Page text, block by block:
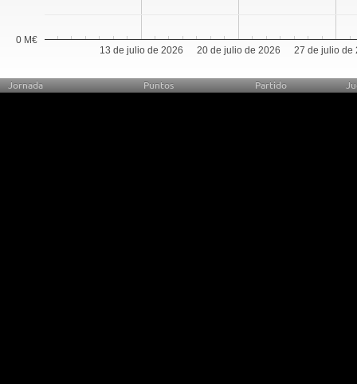
13 de julio de 2026 20 de julio de 2026 27 de julio de
0 M€
Jornada Puntos Partido